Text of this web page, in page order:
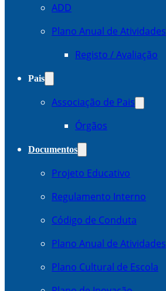
ADD
Plano Anual de Atividades
Registo / Avaliação
Pais
Associação de Pais
Órgãos
Documentos
Projeto Educativo
Regulamento Interno
Código de Conduta
Plano Anual de Atividades
Plano Cultural de Escola